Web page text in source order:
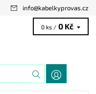
info@kabelkyprovas.cz
0 ks / 0 Kč